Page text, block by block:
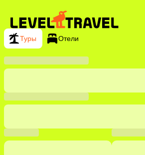
Туры Отели